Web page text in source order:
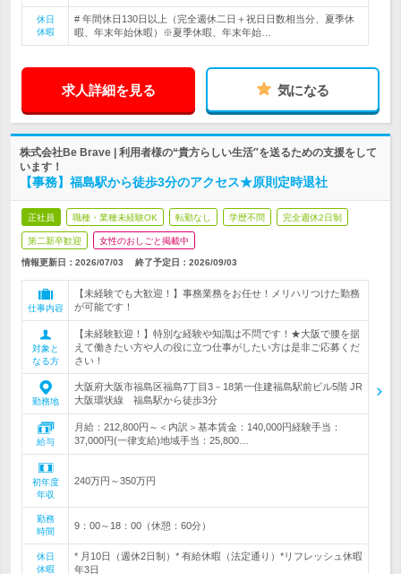
休日
休暇
# 年間休日130日以上（完全週休二日＋祝日日数相当分、夏季休
暇、年末年始休暇）※夏季休暇、年末年始…
求人詳細を見る 気になる
株式会社Be Brave | 利用者様の“貴方らしい生活″を送るための支援をして
います！
【事務】福島駅から徒歩3分のアクセス★原則定時退社
正社員 職種・業種未経験OK 転勤なし 学歴不問 完全週休2日制
第二新卒歓迎 女性のおしごと掲載中
情報更新日：2026/07/03 終了予定日： 2026/09/03
仕事内容
【未経験でも大歓迎！】事務業務をお任せ！メリハリつけた勤務
が可能です！
対象と
なる方
【未経験歓迎！】特別な経験や知識は不問です！★大阪で腰を据
えて働きたい方や人の役に立つ仕事がしたい方は是非ご応募くだ
さい！
勤務地
大阪府大阪市福島区福島7丁目3－18第一住建福島駅前ビル5階 JR
大阪環状線 福島駅から徒歩3分
給与
月給：212,800円～＜内訳＞基本賃金：140,000円経験手当：
37,000円(一律支給)地域手当：25,800…
初年度
年収
240万円～350万円
勤務
時間
9：00～18：00（休憩：60分）
休日
休暇
* 月10日（週休2日制）* 有給休暇（法定通り）*リフレッシュ休暇
年3日